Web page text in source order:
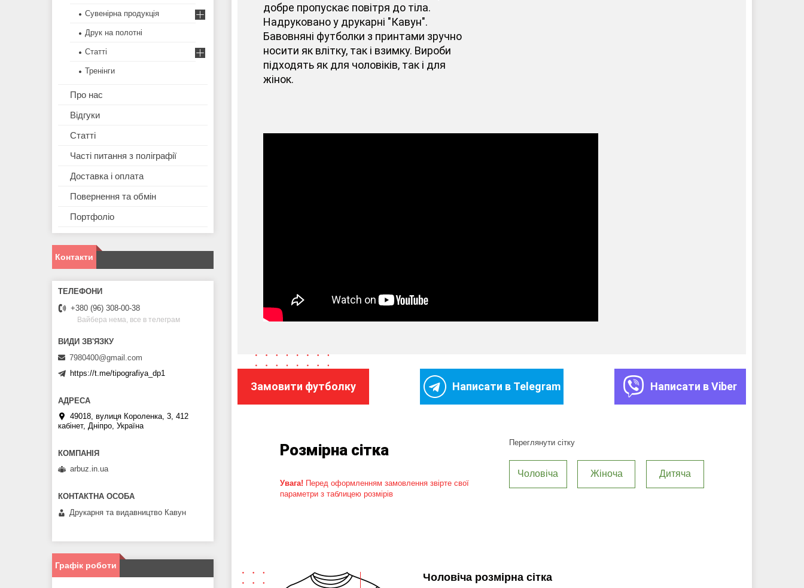
добре пропускає повітря до тіла.
Надруковано у друкарні "Кавун".
Бавовняні футболки з принтами зручно
носити як влітку, так і взимку. Вироби
підходять як для чоловіків, так і для
жінок.
Замовити футболку Написати в Telegram Написати в Viber
Розмірна сітка
Увага! Перед оформленням замовлення звірте свої
параметри з таблицею розмірів
Переглянути сітку
Чоловіча Жіноча Дитяча
Чоловіча розмірна сітка
Сувенірна продукція
Друк на полотні
Статті
Тренінги
Про нас
Відгуки
Статті
Часті питання з поліграфії
Доставка і оплата
Повернення та обмін
Портфоліо
Контакти
+380 (96) 308-00-38
Вайбера нема, все в телеграм
7980400@gmail.com
https://t.me/tipografiya_dp1
49018, вулиця Короленка, 3, 412
кабінет, Дніпро, Україна
arbuz.in.ua
Друкарня та видавництво Кавун
Графік роботи